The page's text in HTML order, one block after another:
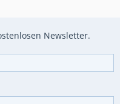
Newsletter.